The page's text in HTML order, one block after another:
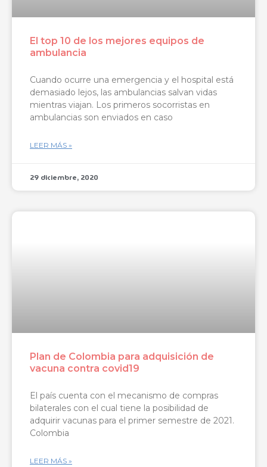
El top 10 de los mejores equipos de
ambulancia
Cuando ocurre una emergencia y el hospital está
demasiado lejos, las ambulancias salvan vidas
mientras viajan. Los primeros socorristas en
ambulancias son enviados en caso
LEER MÁS »
29 diciembre, 2020
Plan de Colombia para adquisición de
vacuna contra covid19
El país cuenta con el mecanismo de compras
bilaterales con el cual tiene la posibilidad de
adquirir vacunas para el primer semestre de 2021.
Colombia
LEER MÁS »